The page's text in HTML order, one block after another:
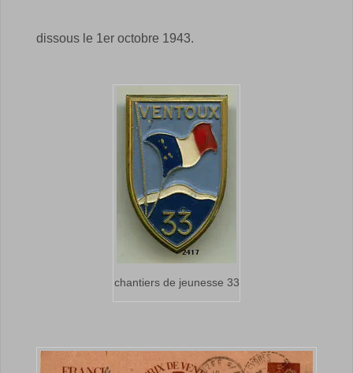
dissous le 1er octobre 1943.
chantiers de jeunesse 33